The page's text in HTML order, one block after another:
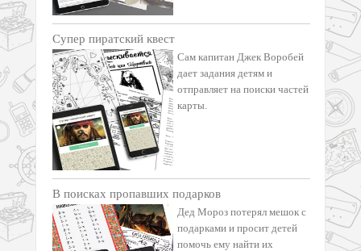
Супер пиратский квест
Сам капитан Джек Воробей
дает задания детям и
отправляет на поиски частей
карты.
В поисках пропавших подарков
Дед Мороз потерял мешок с
подарками и просит детей
помочь ему найти их